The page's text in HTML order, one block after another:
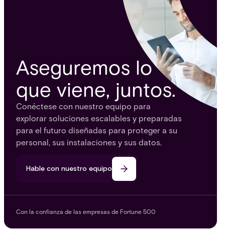
Aseguremos lo
que viene, juntos.
Conéctese con nuestro equipo para
explorar soluciones escalables y preparadas
para el futuro diseñadas para proteger a su
personal, sus instalaciones y sus datos.
Hable con nuestro equipo
Con la confianza de las empresas de Fortune 500